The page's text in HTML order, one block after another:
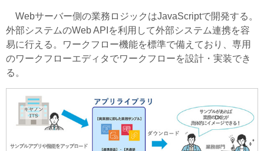
Webサーバー側の業務ロジックはJavaScriptで開発する。
外部システムのWeb APIを利用して外部システム連携を容
易に行える。ワークフロー機能を標準で備えており、専用
のワークフローエディタでワークフローを設計・実装でき
る。